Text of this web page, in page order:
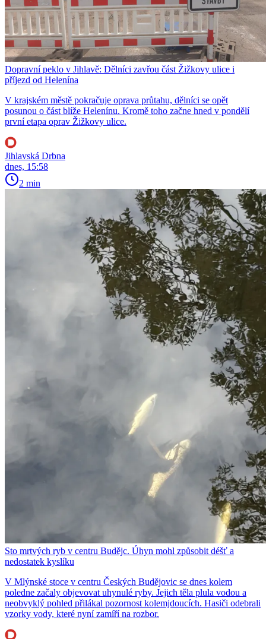
Dopravní peklo v Jihlavě: Dělníci zavřou část Žižkovy ulice i
příjezd od Helenína
V krajském městě pokračuje oprava průtahu, dělníci se opět
posunou o část blíže Helenínu. Kromě toho začne hned v pondělí
první etapa oprav Žižkovy ulice.
Jihlavská Drbna
dnes, 15:58
2 min
Sto mrtvých ryb v centru Budějc. Úhyn mohl způsobit déšť a
nedostatek kyslíku
V Mlýnské stoce v centru Českých Budějovic se dnes kolem
poledne začaly objevovat uhynulé ryby. Jejich těla plula vodou a
neobvyklý pohled přilákal pozornost kolemjdoucích. Hasiči odebrali
vzorky vody, které nyní zamíří na rozbor.